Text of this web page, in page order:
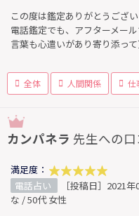
この度は鑑定ありがとうござい
電話鑑定でも、アフターメー
言葉も心遣いがあり寄り添って
全体 人間関係 仕
カンパネラ 先生への口
満足度：
電話占い
［投稿日］2021
な / 50代 女性